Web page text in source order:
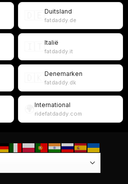
Duitsland
fatdaddy.de
Italië
fatdaddy.it
Denemarken
fatdaddy.dk
International
ridefatdaddy.com